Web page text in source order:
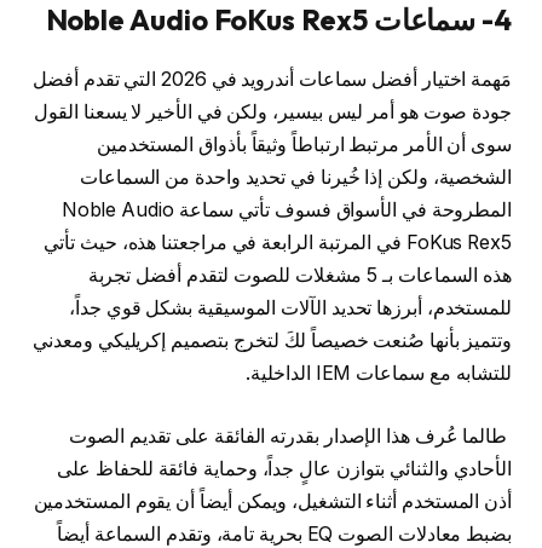
4- سماعات Noble Audio FoKus Rex5
مَهمة اختيار أفضل سماعات أندرويد في 2026 التي تقدم أفضل
جودة صوت هو أمر ليس بيسير، ولكن في الأخير لا يسعنا القول
سوى أن الأمر مرتبط ارتباطاً وثيقاً بأذواق المستخدمين
الشخصية، ولكن إذا خُيرنا في تحديد واحدة من السماعات
المطروحة في الأسواق فسوف تأتي سماعة Noble Audio
FoKus Rex5 في المرتبة الرابعة في مراجعتنا هذه، حيث تأتي
هذه السماعات بـ 5 مشغلات للصوت لتقدم أفضل تجربة
للمستخدم، أبرزها تحديد الآلات الموسيقية بشكل قوي جداً،
وتتميز بأنها صُنعت خصيصاً لكَ لتخرج بتصميم إكريليكي ومعدني
للتشابه مع سماعات IEM الداخلية.
طالما عُرف هذا الإصدار بقدرته الفائقة على تقديم الصوت
الأحادي والثنائي بتوازن عالٍ جداً، وحماية فائقة للحفاظ على
أذن المستخدم أثناء التشغيل، ويمكن أيضاً أن يقوم المستخدمين
بضبط معادلات الصوت EQ بحرية تامة، وتقدم السماعة أيضاً